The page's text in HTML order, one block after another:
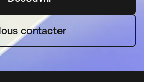
contacter